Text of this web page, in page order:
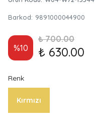
Barkod: 9891000044900
%10
₺ 700.00
₺ 630.00
Renk
Kırmızı